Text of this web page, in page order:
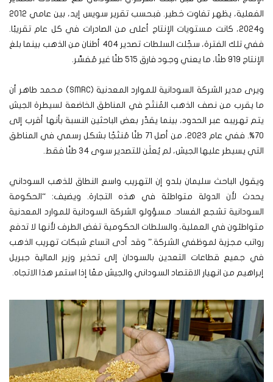
الفعلية، يظهر تفاوت خطير. فبحسب تقرير سويس إيد، بين عامي 2012
و2024، كانت مستويات الإنتاج أعلى من الصادرات في كل عام تقريبًا.
ففي تلك الفترة، سجّلت السلطات تصدير 404 أطنان من الذهب بينما بلغ
الإنتاج 919 طنًا، ما يعني وجود فارق 515 طنًا غير مُفسَّر.
ويرى مدير الشركة السودانية للموارد المعدنية (SMRC) محمد طاهر أن
ما يقرب من نصف الذهب المُنتَج في المناطق الخاضعة لسيطرة الجيش
يتم تهريبه عبر الحدود، بينما يقدّر بعض الباحثين النسبة بأنها أقرب إلى
70%. ففي عام 2023، من أصل 71 طنًا مُنتَجًا بشكل رسمي في المناطق
التي يسيطر عليها الجيش، لم يُعلَن للتصدير سوى 34 طنًا فقط.
ويقول الباحث سليمان بلدو إن التهريب واسع النطاق للذهب السوداني
يحدث لأن الدولة متواطئة في هذه التجارة. ويضيف: “الحكومة
السودانية تشجع الفساد. مسؤولو الشركة السودانية للموارد المعدنية
متواطئون في العملية، والسلطات الحكومية تغض الطرف لأنها لا تدفع
رواتب مجزية لموظفي الشركة.” وقد أدى اتساع شبكات تهريب الذهب
في جميع قطاعات التعدين بالسودان إلى تحذير وزير المالية جبريل
إبراهيم من انهيار الاقتصاد السوداني والجيش معًا إذا استمر هذا الاتجاه.